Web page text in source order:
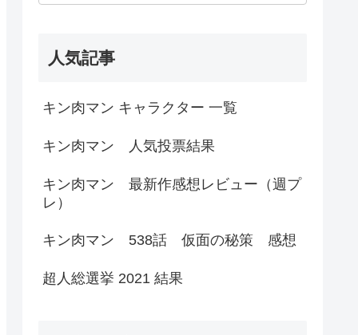
人気記事
キン肉マン キャラクター 一覧
キン肉マン 人気投票結果
キン肉マン 最新作感想レビュー（週プ
レ）
キン肉マン 538話 仮面の秘策 感想
超人総選挙 2021 結果